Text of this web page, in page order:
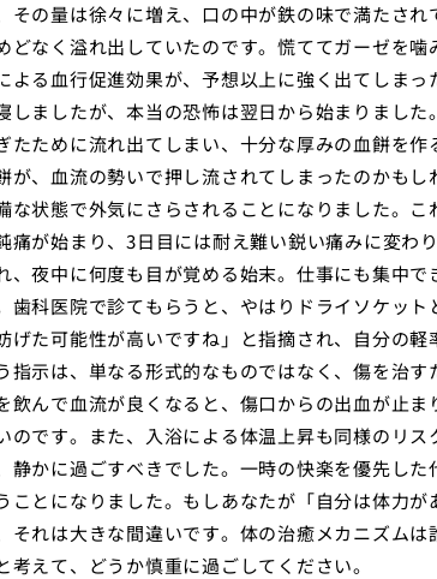
その量は徐々に増え、口の中が鉄の味で満たさ
どなく溢れ出していたのです。慌ててガーゼを
よる血行促進効果が、予想以上に強く出てしま
しましたが、本当の恐怖は翌日から始まりまし
たために流れ出てしまい、十分な厚みの血餅を
が、血流の勢いで押し流されてしまったのかも
な状態で外気にさらされることになりました。
痛が始まり、3日目には耐え難い鋭い痛みに変わ
、夜中に何度も目が覚める始末。仕事にも集中
歯科医院で診てもらうと、やはりドライソケッ
げた可能性が高いですね」と指摘され、自分の
指示は、単なる形式的なものではなく、傷を治
飲んで血流が良くなると、傷口からの出血が止
のです。また、入浴による体温上昇も同様のリ
静かに過ごすべきでした。一時の快楽を優先し
ことになりました。もしあなたが「自分は体力
それは大きな間違いです。体の治癒メカニズム
考えて、どうか慎重に過ごしてください。